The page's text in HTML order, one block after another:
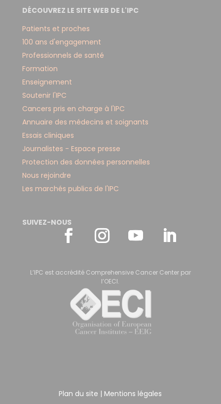
DÉCOUVREZ LE SITE WEB DE L'IPC
Patients et proches
100 ans d'engagement
Professionnels de santé
Formation
Enseignement
Soutenir l'IPC
Cancers pris en charge à l'IPC
Annuaire des médecins et soignants
Essais cliniques
Journalistes - Espace presse
Protection des données personnelles
Nous rejoindre
Les marchés publics de l'IPC
SUIVEZ-NOUS
L’IPC est accrédité Comprehensive Cancer Center par
l’OECI.
Plan du site | Mentions légales